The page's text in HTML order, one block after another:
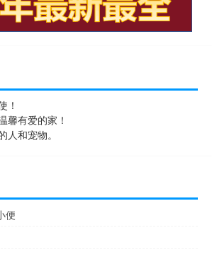
！
馨有爱的家！
和宠物。
便